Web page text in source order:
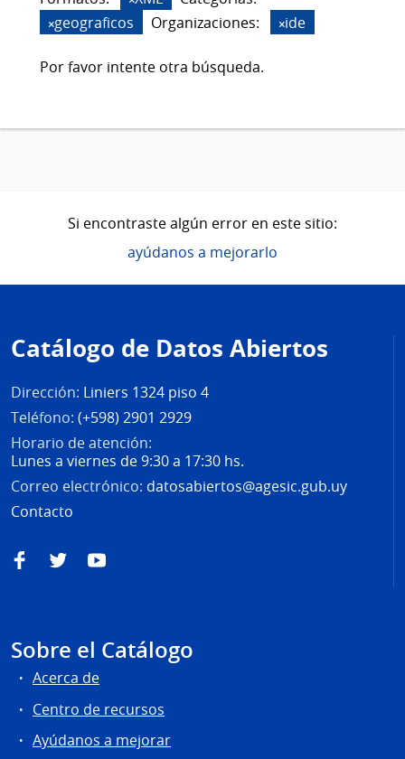
geograficos
Organizaciones: ide
Por favor intente otra búsqueda.
Si encontraste algún error en este sitio:
ayúdanos a mejorarlo
de
página
Catálogo de Datos Abiertos
Dirección: Liniers 1324 piso 4
Teléfono: (+598) 2901 2929
Horario de atención:
Lunes a viernes de 9:30 a 17:30 hs.
Correo electrónico: datosabiertos@agesic.gub.uy
Contacto
FacebookTwitterYouTube
Sobre el Catálogo
Acerca de
Centro de recursos
Ayúdanos a mejorar